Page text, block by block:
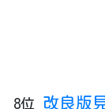
8位 改良版